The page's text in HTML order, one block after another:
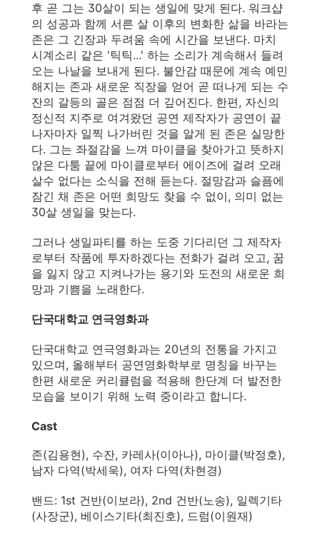
후 곧 그는 30살이 되는 생일에 맞게 된다. 워크샵
의 성공과 함께 서른 살 이후의 변화한 삶을 바라는
존은 그 긴장과 두려움 속에 시간을 보낸다. 마치
시계소리 같은 '틱틱...' 하는 소리가 계속해서 들려
오는 나날을 보내게 된다. 불안감 때문에 계속 예민
해지는 존과 새로운 직장을 얻어 곧 떠나게 되는 수
잔의 갈등의 골은 점점 더 깊어진다. 한편, 자신의
정신적 지주로 여겨왔던 공연 제작자가 공연이 끝
나자마자 일찍 나가버린 것을 알게 된 존은 실망한
다. 그는 좌절감을 느껴 마이클을 찾아가고 뜻하지
않은 다툼 끝에 마이클로부터 에이즈에 걸려 오래
살수 없다는 소식을 전해 듣는다. 절망감과 슬픔에
잠긴 채 존은 어떤 희망도 찾을 수 없이, 의미 없는
30살 생일을 맞는다.
그러나 생일파티를 하는 도중 기다리던 그 제작자
로부터 작품에 투자하겠다는 전화가 걸려 오고, 꿈
을 잃지 않고 지켜나가는 용기와 도전의 새로운 희
망과 기쁨을 노래한다.
단국대학교 연극영화과
단국대학교 연극영화과는 20년의 전통을 가지고
있으며, 올해부터 공연영화학부로 명칭을 바꾸는
한편 새로운 커리큘럼을 적용해 한단계 더 발전한
모습을 보이기 위해 노력 중이라고 합니다.
Cast
존(김용현), 수잔, 카레사(이아나), 마이클(박정호),
남자 다역(박세욱), 여자 다역(차현경)
밴드: 1st 건반(이보라), 2nd 건반(노송), 일렉기타
(사장군), 베이스기타(최진호), 드럼(이원재)